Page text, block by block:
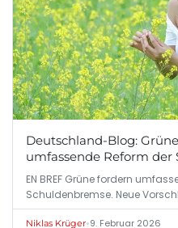
Deutschland-Blog:
umfassende Reform der
EN BREF Grüne fordern
Schuldenbremse. Neue
Niklas Krüger•9. Februar 2026